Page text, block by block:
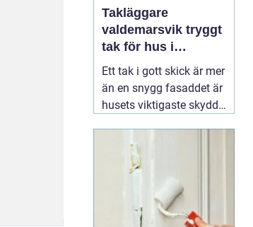
Takläggare
valdemarsvik tryggt
tak för hus i
kustklimat
Ett tak i gott skick är mer
än en snygg fasaddet är
husets viktigaste skydd
vädret skiftar snabbt och
havsluften sliter extra på
material, spelar takets
kvalitet en ännu större
roll. En erfaren
02